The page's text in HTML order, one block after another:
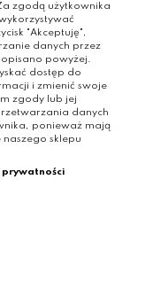
zgodą użytkownika
"Akceptuję",
danych przez
powyżej.
dostęp do
i zmienić swoje
zgody lub jej
danych
ponieważ mają
naszego sklepu